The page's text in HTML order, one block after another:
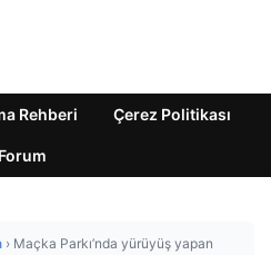
Rehberi Çerez Politikası
Forum
› Maçka Parkı’nda yürüyüş yapan